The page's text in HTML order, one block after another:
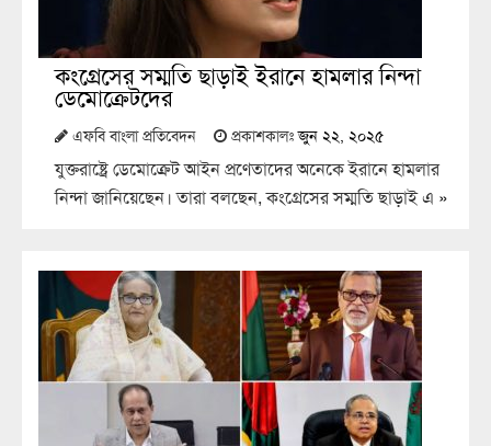
কংগ্রেসের সম্মতি ছাড়াই ইরানে হামলার নিন্দা
ডেমোক্রেটদের
এফবি বাংলা প্রতিবেদন প্রকাশকালঃজুন ২২, ২০২৫
যুক্তরাষ্ট্রে ডেমোক্রেট আইন প্রণেতাদের অনেকে ইরানে হামলার
নিন্দা জানিয়েছেন। তারা বলছেন, কংগ্রেসের সম্মতি ছাড়াই এ »